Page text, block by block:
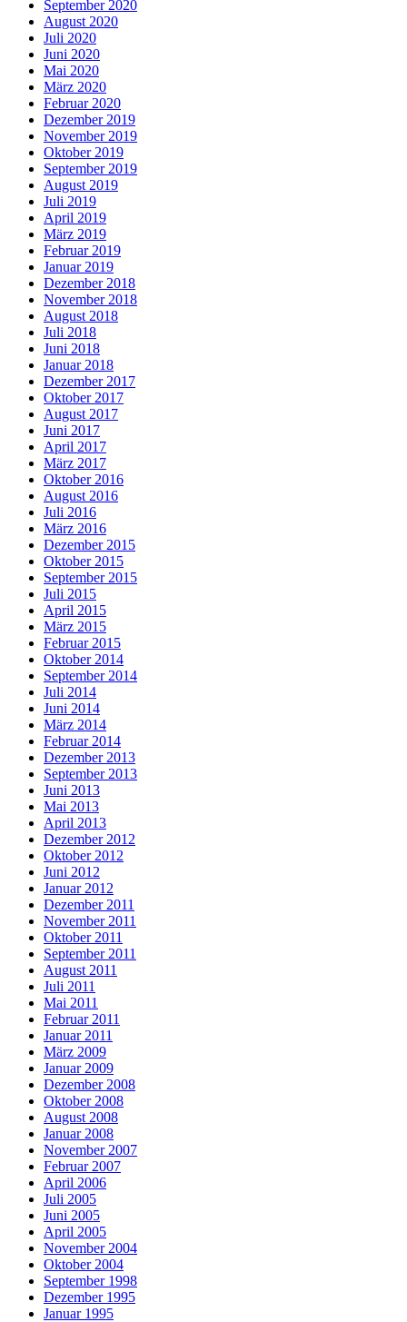
September 2020
August 2020
Juli 2020
Juni 2020
Mai 2020
März 2020
Februar 2020
Dezember 2019
November 2019
Oktober 2019
September 2019
August 2019
Juli 2019
April 2019
März 2019
Februar 2019
Januar 2019
Dezember 2018
November 2018
August 2018
Juli 2018
Juni 2018
Januar 2018
Dezember 2017
Oktober 2017
August 2017
Juni 2017
April 2017
März 2017
Oktober 2016
August 2016
Juli 2016
März 2016
Dezember 2015
Oktober 2015
September 2015
Juli 2015
April 2015
März 2015
Februar 2015
Oktober 2014
September 2014
Juli 2014
Juni 2014
März 2014
Februar 2014
Dezember 2013
September 2013
Juni 2013
Mai 2013
April 2013
Dezember 2012
Oktober 2012
Juni 2012
Januar 2012
Dezember 2011
November 2011
Oktober 2011
September 2011
August 2011
Juli 2011
Mai 2011
Februar 2011
Januar 2011
März 2009
Januar 2009
Dezember 2008
Oktober 2008
August 2008
Januar 2008
November 2007
Februar 2007
April 2006
Juli 2005
Juni 2005
April 2005
November 2004
Oktober 2004
September 1998
Dezember 1995
Januar 1995